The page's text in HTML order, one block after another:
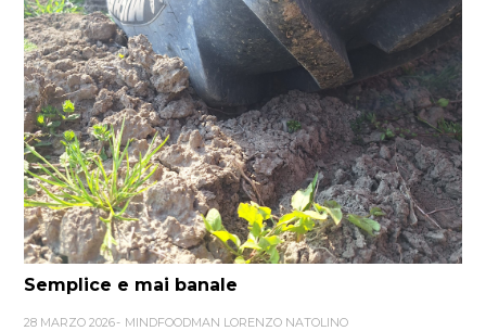
Semplice e mai banale
28 MARZO 2026 MINDFOODMAN LORENZO NATOLINO